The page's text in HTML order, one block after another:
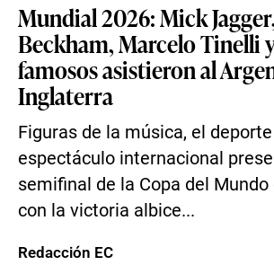
Mundial 2026: Mick
Beckham, Marcelo Tinelli
famosos asistieron al
Inglaterra
Figuras de la música, el deporte
espectáculo internacional
semifinal de la Copa del
con la victoria albice...
Redacción EC